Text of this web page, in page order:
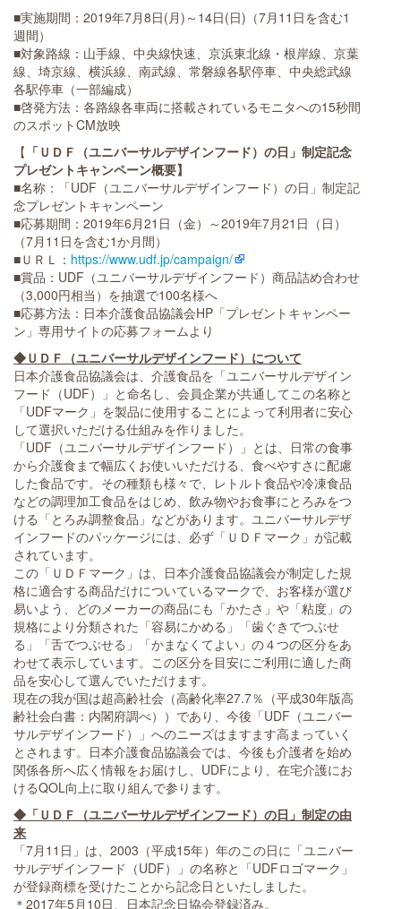
■実施期間：2019年7月8日(月)～14日(日)（7月11日を含む1
週間）
■対象路線：山手線、中央線快速、京浜東北線・根岸線、京葉
線、埼京線、横浜線、南武線、常磐線各駅停車、中央総武線
各駅停車（一部編成）
■啓発方法：各路線各車両に搭載されているモニタへの15秒間
のスポットCM放映
【 「ＵＤＦ（ユニバーサルデザインフード）の日」制定記念
プレゼントキャンペーン概要】
■名称：「UDF（ユニバーサルデザインフード）の日」制定記
念プレゼントキャンペーン
■応募期間：2019年6月21日（金）～2019年7月21日（日）
（7月11日を含む1か月間）
■ＵＲＬ： https://www.udf.jp/campaign/
■賞品：UDF（ユニバーサルデザインフード）商品詰め合わせ
（3,000円相当）を抽選で100名様へ
■応募方法：日本介護食品協議会HP「プレゼントキャンペー
ン」専用サイトの応募フォームより
◆ＵＤＦ（ユニバーサルデザインフード）について
日本介護食品協議会は、介護食品を「ユニバーサルデザイン
フード（UDF）」と命名し、会員企業が共通してこの名称と
「UDFマーク」を製品に使用することによって利用者に安心
して選択いただける仕組みを作りました。
「UDF（ユニバーサルデザインフード）」とは、日常の食事
から介護食まで幅広くお使いいただける、食べやすさに配慮
した食品です。その種類も様々で、レトルト食品や冷凍食品
などの調理加工食品をはじめ、飲み物やお食事にとろみをつ
ける「とろみ調整食品」などがあります。ユニバーサルデザ
インフードのパッケージには、必ず「ＵＤＦマーク」が記載
されています。
この「ＵＤＦマーク」は、日本介護食品協議会が制定した規
格に適合する商品だけについているマークで、お客様が選び
易いよう、どのメーカーの商品にも「かたさ」や「粘度」の
規格により分類された「容易にかめる」「歯ぐきでつぶせ
る」「舌でつぶせる」「かまなくてよい」の４つの区分をあ
わせて表示しています。この区分を目安にご利用に適した商
品を安心して選んでいただけます。
現在の我が国は超高齢社会（高齢化率27.7％（平成30年版高
齢社会白書：内閣府調べ））であり、今後「UDF（ユニバー
サルデザインフード）」へのニーズはますます高まっていく
とされます。日本介護食品協議会では、今後も介護者を始め
関係各所へ広く情報をお届けし、UDFにより、在宅介護にお
けるQOL向上に取り組んで参ります。
◆ 「ＵＤＦ（ユニバーサルデザインフード）の日」制定の由
来
「7月11日」は、2003（平成15年）年のこの日に「ユニバー
サルデザインフード（UDF）」の名称と「UDFロゴマーク」
が登録商標を受けたことから記念日といたしました。
＊2017年5月10日、日本記念日協会登録済み。